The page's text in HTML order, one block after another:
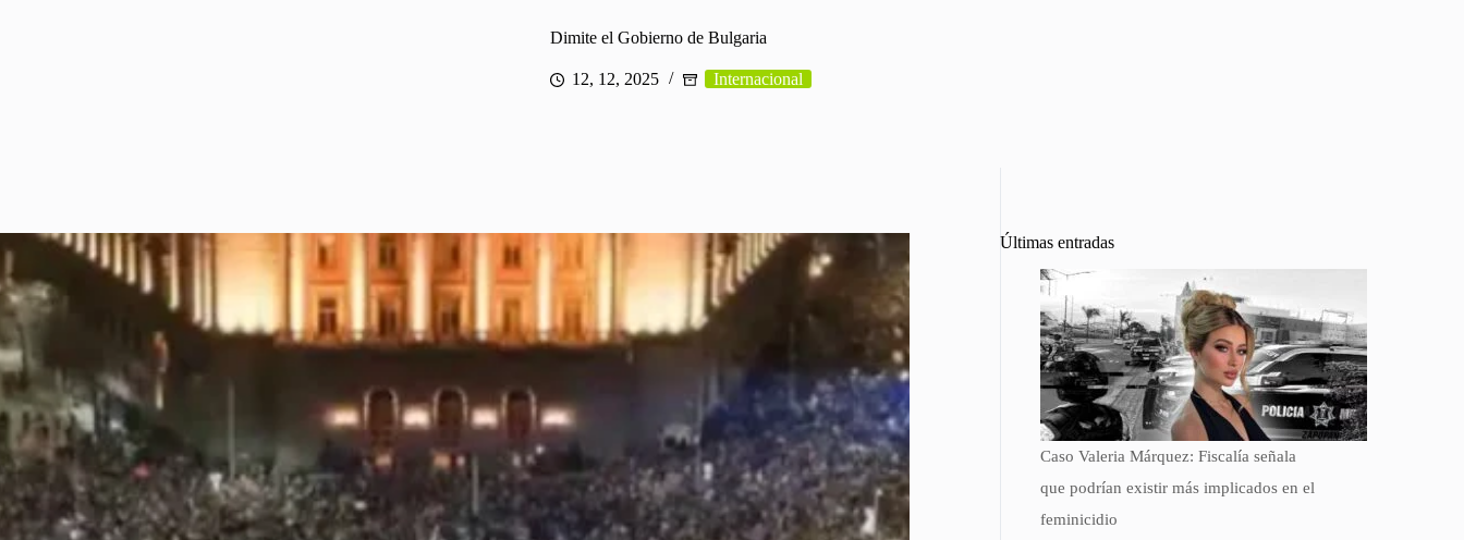
Dimite el Gobierno de Bulgaria
12, 12, 2025 Internacional
Últimas entradas
Caso Valeria Márquez: Fiscalía señala
que podrían existir más implicados en el
feminicidio